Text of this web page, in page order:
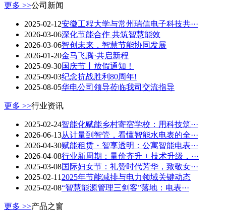
更多 >>公司新闻
2025-02-12安徽工程大学与常州瑞信电子科技共···
2026-03-06深化节能合作 共筑智慧能效
2026-03-06智创未来，智慧节能协同发展
2026-01-20金马飞腾·共启新程
2025-09-30国庆节丨放假通知！
2025-09-03纪念抗战胜利80周年!
2025-08-05华电公司领导莅临我司交流指导
更多 >>行业资讯
2025-02-24智能化赋能乡村寄宿学校：用科技筑···
2026-06-13从计量到智管，看懂智能水电表的全···
2026-04-30赋能租赁・智享透明：公寓智能电表···
2026-04-08行业新周期：量价齐升 + 技术升级，···
2025-03-08国际妇女节：礼赞时代芳华，致敬女···
2025-02-11 2025年节能减排与电力领域关键动态
2025-02-08“智慧能源管理三剑客”落地：电表···
更多 >>产品之窗